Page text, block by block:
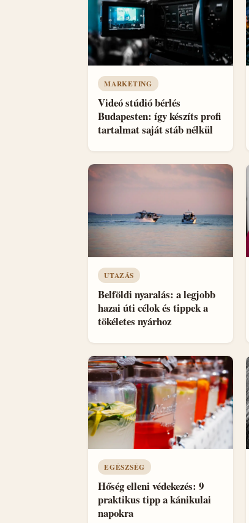
MARKETING
Videó stúdió bérlés
Budapesten: így készíts profi
tartalmat saját stáb nélkül
UTAZÁS
Belföldi nyaralás: a legjobb
hazai úti célok és tippek a
tökéletes nyárhoz
EGÉSZSÉG
Hőség elleni védekezés: 9
praktikus tipp a kánikulai
napokra